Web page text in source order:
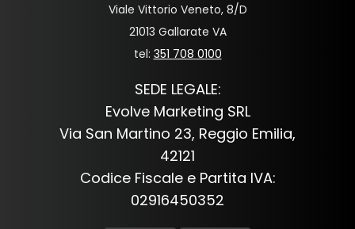
Viale Vittorio Veneto, 8/D
21013 Gallarate VA
tel: 351 708 0100
SEDE LEGALE:
Evolve Marketing SRL
Via San Martino 23, Reggio Emilia,
42121
Codice Fiscale e Partita IVA:
02916450352